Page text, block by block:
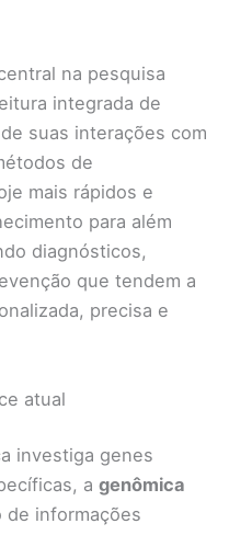
na pesquisa
integrada de
suas interações com
de
mais rápidos e
para além
diagnósticos,
que tendem a
precisa e
atual
investiga genes
a genômica
informações